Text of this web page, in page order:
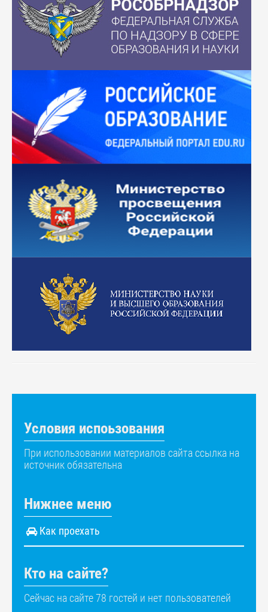
Условия испоьзования
При использовании материалов сайта ссылка на
источник обязательна
Нижнее меню
Как проехать
Кто на сайте?
Сейчас на сайте 78 гостей и нет пользователей